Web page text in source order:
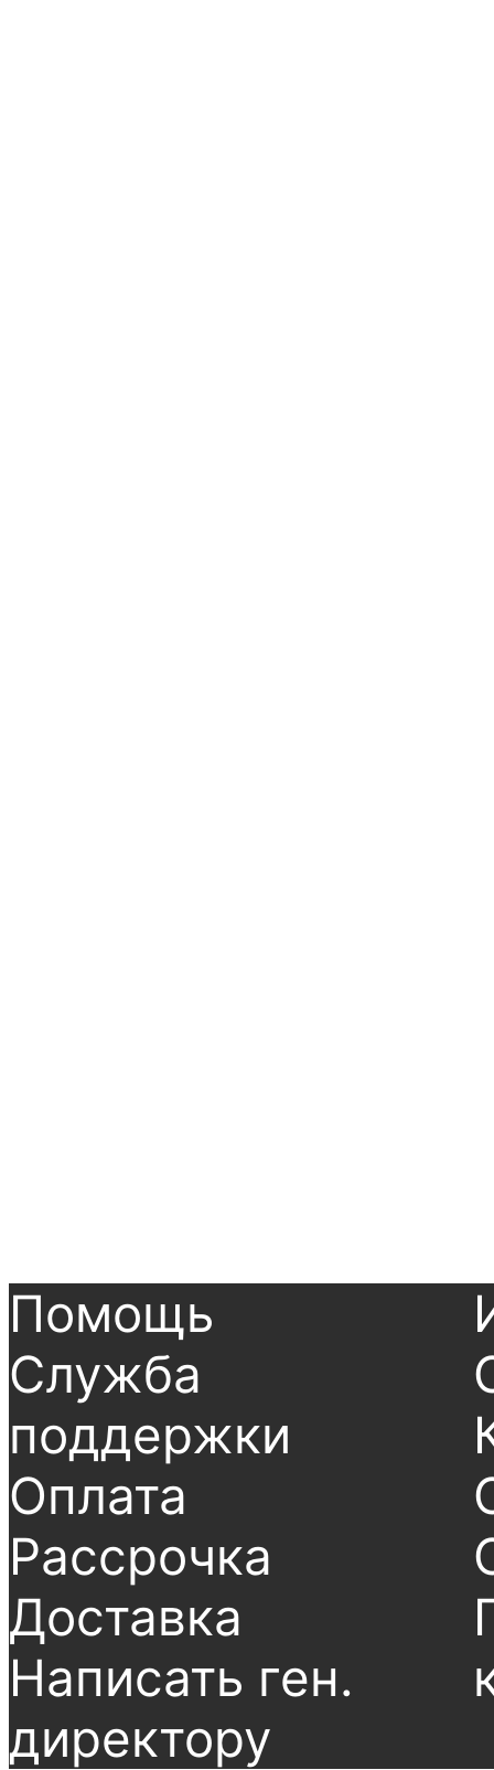
Помощь
Служба
поддержки
Оплата
Рассрочка
Доставка
Написать ген.
директору